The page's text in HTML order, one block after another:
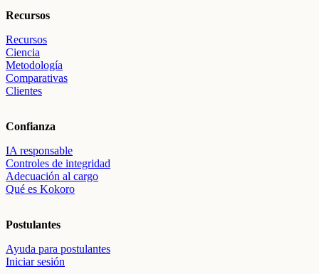
Recursos
Recursos
Ciencia
Metodología
Comparativas
Clientes
Confianza
IA responsable
Controles de integridad
Adecuación al cargo
Qué es Kokoro
Postulantes
Ayuda para postulantes
Iniciar sesión